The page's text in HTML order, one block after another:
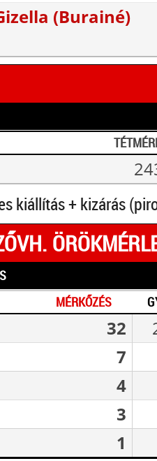
(Burainé)
kiállítás + kizárás
MÉRKŐZÉS
32
7
4
3
1